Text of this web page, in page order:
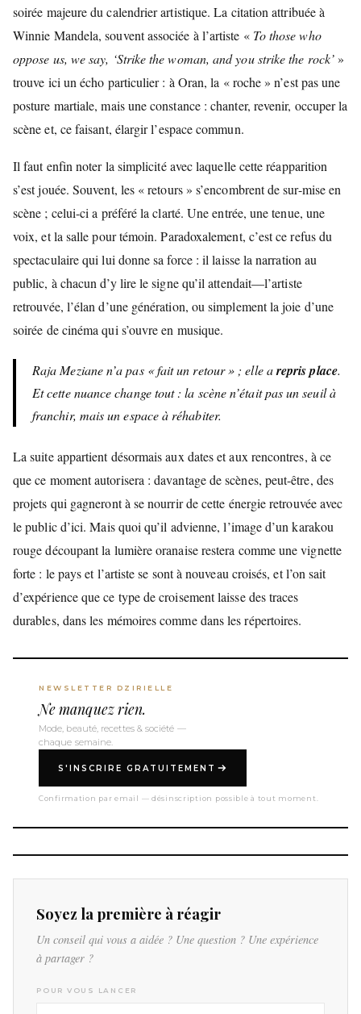
soirée majeure du calendrier artistique. La citation attribuée à
Winnie Mandela, souvent associée à l’artiste « To those who
oppose us, we say, ‘Strike the woman, and you strike the rock’»
trouve ici un écho particulier : à Oran, la « roche » n’est pas une
posture martiale, mais une constance : chanter, revenir, occuper la
scène et, ce faisant, élargir l’espace commun.
Il faut enfin noter la simplicité avec laquelle cette réapparition
s’est jouée. Souvent, les « retours » s’encombrent de sur-mise en
scène ; celui-ci a préféré la clarté. Une entrée, une tenue, une
voix, et la salle pour témoin. Paradoxalement, c’est ce refus du
spectaculaire qui lui donne sa force : il laisse la narration au
public, à chacun d’y lire le signe qu’il attendait—l’artiste
retrouvée, l’élan d’une génération, ou simplement la joie d’une
soirée de cinéma qui s’ouvre en musique.
Raja Meziane n’a pas « fait un retour » ; elle arepris place.
Et cette nuance change tout : la scène n’était pas un seuil à
franchir, mais un espace à réhabiter.
La suite appartient désormais aux dates et aux rencontres, à ce
que ce moment autorisera : davantage de scènes, peut-être, des
projets qui gagneront à se nourrir de cette énergie retrouvée avec
le public d’ici. Mais quoi qu’il advienne, l’image d’un karakou
rouge découpant la lumière oranaise restera comme une vignette
forte : le pays et l’artiste se sont à nouveau croisés, et l’on sait
d’expérience que ce type de croisement laisse des traces
durables, dans les mémoires comme dans les répertoires.
NEWSLETTER DZIRIELLE
Ne manquez rien.
Mode, beauté, recettes & société —
chaque semaine.
S'INSCRIRE GRATUITEMENT
Confirmation par email — désinscription possible à tout moment.
Soyez la première à réagir
Un conseil qui vous a aidée ? Une question ? Une expérience
à partager ?
POUR VOUS LANCER